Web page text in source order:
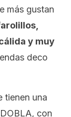
más gustan
y muy
deco
tienen una
con